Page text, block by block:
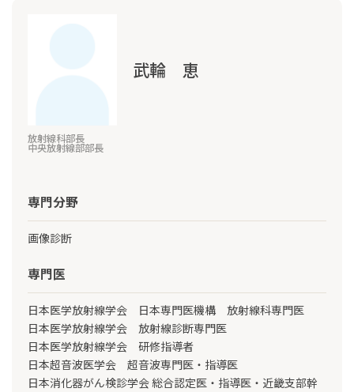
武輪 恵
放射線科部長
中央放射線部部長
専門分野
画像診断
専門医
日本医学放射線学会 日本専門医機構 放射線科専門医
日本医学放射線学会 放射線診断専門医
日本医学放射線学会 研修指導者
日本超音波医学会 超音波専門医・指導医
日本消化器がん検診学会 総合認定医・指導医・近畿支部幹